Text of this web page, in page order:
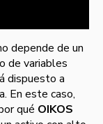
depende de un
de variables
dispuesto a
En este caso,
qué OIKOS